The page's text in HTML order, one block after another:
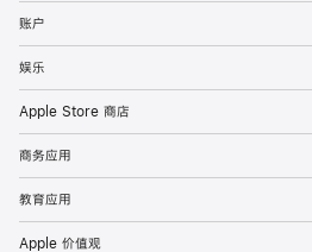
账户
娱乐
Apple Store 商店
商务应用
教育应用
Apple 价值观